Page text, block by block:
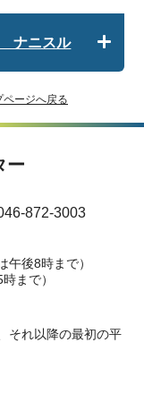
ナニスル
ページへ戻る
ー
872-3003
後8時まで）
まで）
それ以降の最初の平